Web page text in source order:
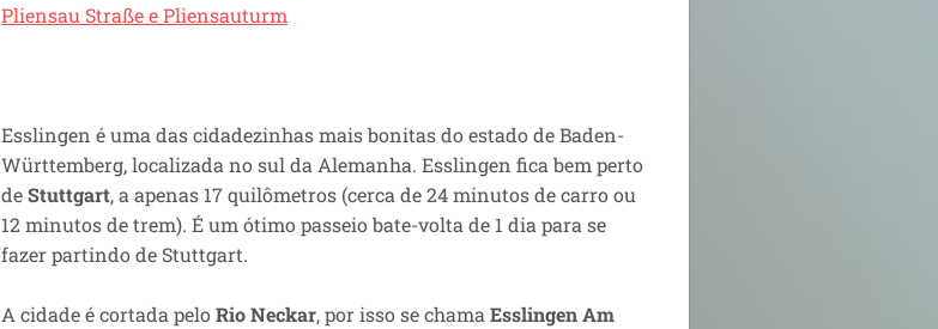
Pliensau Straße e Pliensauturm
Esslingen é uma das cidadezinhas mais bonitas do estado deBaden-
Württemberg, localizada no sul da Alemanha. Esslingen fica bem perto
deStuttgart, a apenas 17 quilômetros (cerca de 24 minutos de carro ou
12 minutos de trem). É um ótimo passeio bate-volta de 1 dia para se
fazer partindo de Stuttgart.
A cidade é cortada peloRio Neckar, por isso se chama Esslingen Am